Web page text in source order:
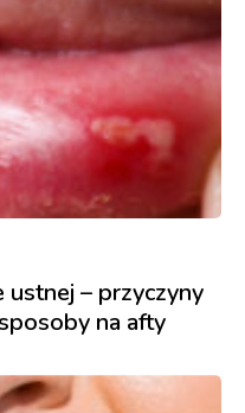
– przyczyny
na afty